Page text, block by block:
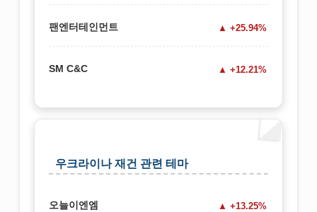
팬엔터테인먼트 +25.94%
SM C&C +12.21%
우크라이나 재건 관련 테마
오늘이엔엠 +13.25%